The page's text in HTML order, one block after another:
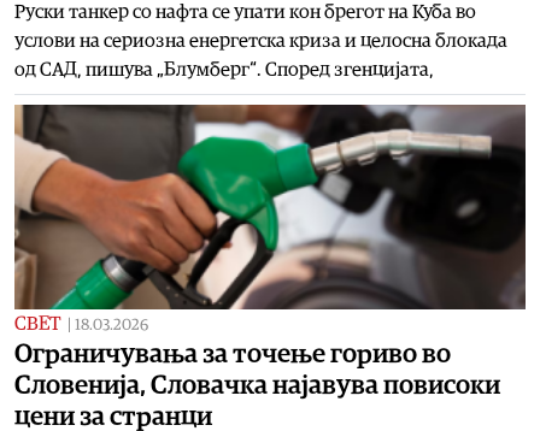
Руски танкер со нафта се упати кон брегот на Куба во
услови на сериозна енергетска криза и целосна блокада
од САД, пишува „Блумберг“. Според згенцијата,
СВЕТ 18.03.2026
Ограничувања за точење гориво во
Словенија, Словачка најавува повисоки
цени за странци